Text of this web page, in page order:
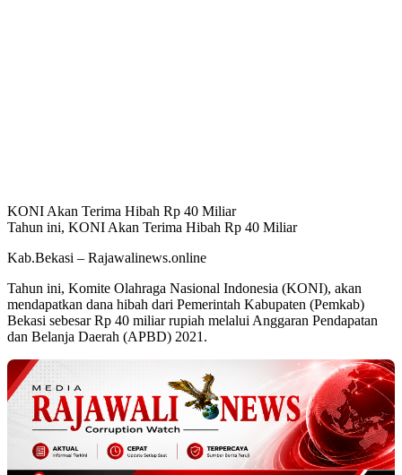
KONI Akan Terima Hibah Rp 40 Miliar
Tahun ini, KONI Akan Terima Hibah Rp 40 Miliar
Kab.Bekasi – Rajawalinews.online
Tahun ini, Komite Olahraga Nasional Indonesia (KONI), akan
mendapatkan dana hibah dari Pemerintah Kabupaten (Pemkab)
Bekasi sebesar Rp 40 miliar rupiah melalui Anggaran Pendapatan
dan Belanja Daerah (APBD) 2021.